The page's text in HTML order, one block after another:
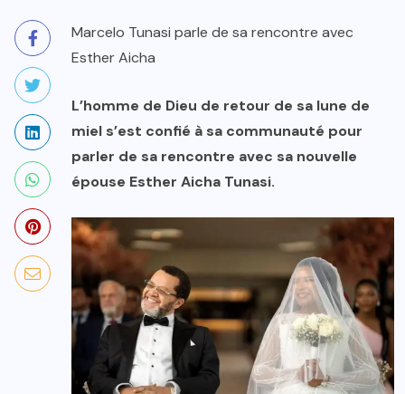
Marcelo Tunasi parle de sa rencontre avec
Esther Aicha
L’homme de Dieu de retour de sa lune de
miel s’est confié à sa communauté pour
parler de sa rencontre avec sa nouvelle
épouse Esther Aicha Tunasi.